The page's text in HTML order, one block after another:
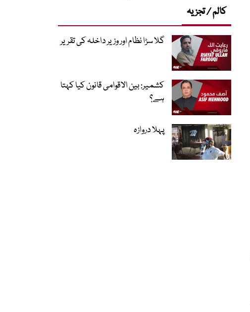
کالم / تجزیہ
گلا سڑا نظام اور وزیر داخلہ کی تقریر
کشمیر: بین الاقوامی قانون کیا کہتا
ہے؟
پہلا دروازہ